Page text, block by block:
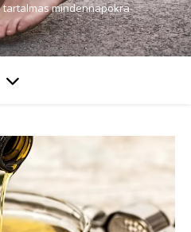
mindennapokra